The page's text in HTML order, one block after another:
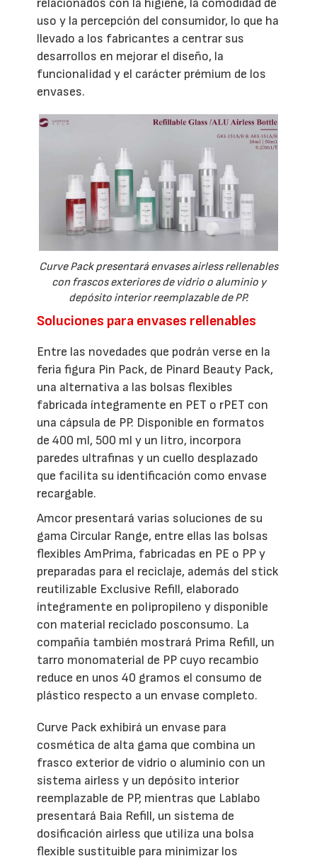
uso y la percepción del consumidor, lo que ha
llevado a los fabricantes a centrar sus
desarrollos en mejorar el diseño, la
funcionalidad y el carácter prémium de los
envases.
Curve Pack presentará envases airless rellenables
con frascos exteriores de vidrio o aluminio y
depósito interior reemplazable de PP.
Soluciones para envases rellenables
Entre las novedades que podrán verse en la
feria figura Pin Pack, de Pinard Beauty Pack,
una alternativa a las bolsas flexibles
fabricada íntegramente en PET o rPET con
una cápsula de PP. Disponible en formatos
de 400 ml, 500 ml y un litro, incorpora
paredes ultrafinas y un cuello desplazado
que facilita su identificación como envase
recargable.
Amcor presentará varias soluciones de su
gama Circular Range, entre ellas las bolsas
flexibles AmPrima, fabricadas en PE o PP y
preparadas para el reciclaje, además del stick
reutilizable Exclusive Refill, elaborado
íntegramente en polipropileno y disponible
con material reciclado posconsumo. La
compañía también mostrará Prima Refill, un
tarro monomaterial de PP cuyo recambio
reduce en unos 40 gramos el consumo de
plástico respecto a un envase completo.
Curve Pack exhibirá un envase para
cosmética de alta gama que combina un
frasco exterior de vidrio o aluminio con un
sistema airless y un depósito interior
reemplazable de PP, mientras que Lablabo
presentará Baia Refill, un sistema de
dosificación airless que utiliza una bolsa
flexible sustituible para minimizar los